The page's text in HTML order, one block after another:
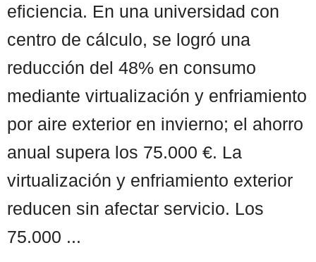
eficiencia. En una universidad con
centro de cálculo, se logró una
reducción del 48% en consumo
mediante virtualización y enfriamiento
por aire exterior en invierno; el ahorro
anual supera los 75.000 €. La
virtualización y enfriamiento exterior
reducen sin afectar servicio. Los
75.000 ...